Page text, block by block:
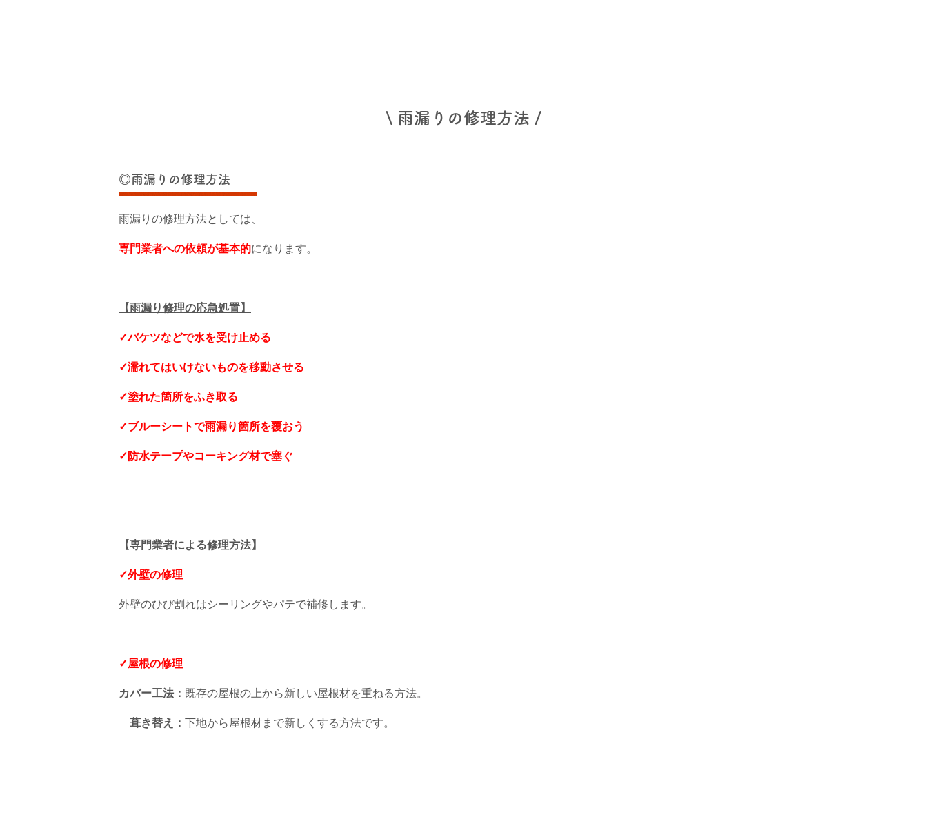
\ 雨漏りの修理方法 /
◎雨漏りの修理方法
雨漏りの修理方法としては、
専門業者への依頼が基本的になります。
【雨漏り修理の応急処置】
✓バケツなどで水を受け止める
✓濡れてはいけないものを移動させる
✓塗れた箇所をふき取る
✓ブルーシートで雨漏り箇所を覆おう
✓防水テープやコーキング材で塞ぐ
【専門業者による修理方法】
✓外壁の修理
外壁のひび割れはシーリングやパテで補修します。
✓屋根の修理
カバー工法： 既存の屋根の上から新しい屋根材を重ねる方法。
葺き替え： 下地から屋根材まで新しくする方法です。